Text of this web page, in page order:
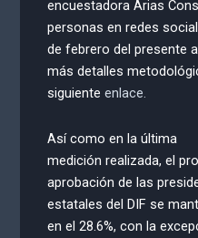
encuestadora Arias
personas en redes
de febrero del presente
más detalles
siguienteenlace.
Así como en la última
medición realizada, el
aprobación de las
estatales del DIF se
en el 28.6%, con la